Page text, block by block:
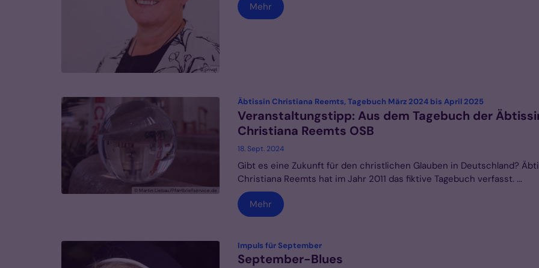
© privat
Mehr
© Martin Liebau/Pfarrbriefservice.de
Äbtissin Christiana Reemts, Tagebuch März 2024 bis April 2025:
Veranstaltungstipp: Aus dem Tagebuch der
Christiana Reemts OSB
18. Sept. 2024
Gibt es eine Zukunft für den christlichen Glauben in Deutschland?
Christiana Reemts hat im Jahr 2011 das fiktive Tagebuch verfasst. ...
Mehr
Impuls für September:
September-Blues